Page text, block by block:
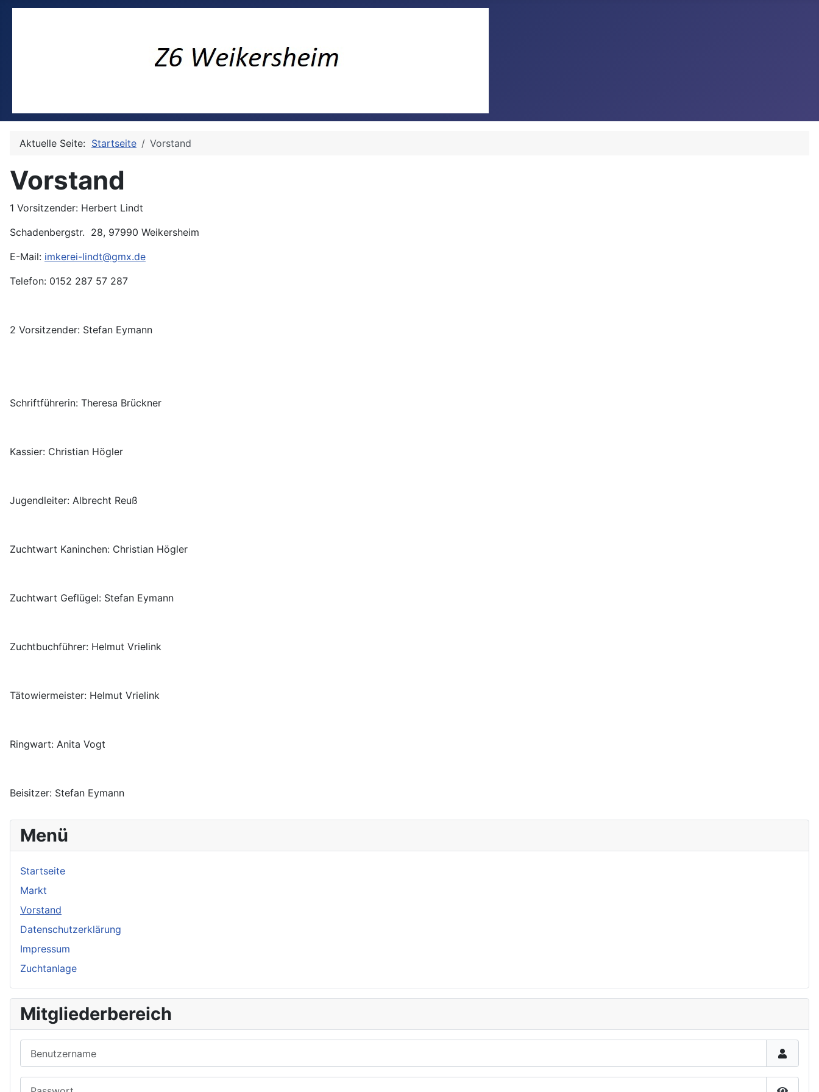
Menü
Startseite
Markt
Vorstand
Datenschutzerklärung
Impressum
Zuchtanlage
Mitgliederbereich
Aktuelle Seite: Startseite Vorstand
Vorstand
1 Vorsitzender: Herbert Lindt
Schadenbergstr. 28, 97990 Weikersheim
E-Mail: imkerei-lindt@gmx.de
Telefon: 0152 287 57 287
2 Vorsitzender: Stefan Eymann
Schriftführerin: Theresa Brückner
Kassier: Christian Högler
Jugendleiter: Albrecht Reuß
Zuchtwart Kaninchen: Christian Högler
Zuchtwart Geflügel: Stefan Eymann
Zuchtbuchführer: Helmut Vrielink
Tätowiermeister: Helmut Vrielink
Ringwart: Anita Vogt
Beisitzer: Stefan Eymann